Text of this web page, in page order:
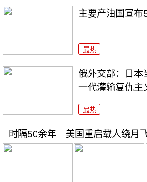
主要产油国宣布
最热
俄外交部：日本
一代灌输复仇主
最热
时隔50余年 美国重启载人绕月